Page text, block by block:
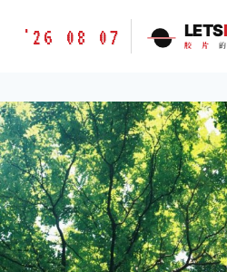
胶
味
道
LETSFILM
'26 08 07 LETS
胶 片 的